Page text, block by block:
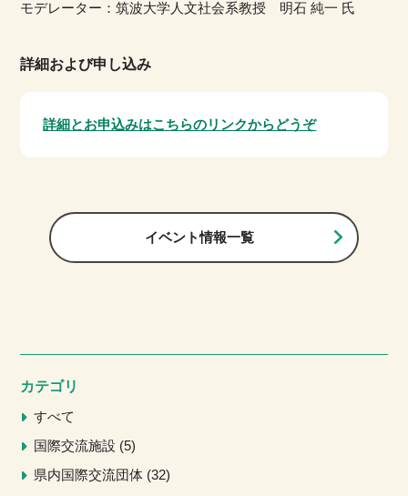
モデレーター：筑波大学人文社会系教授 明石 純一 氏
詳細および申し込み
詳細とお申込みはこちらのリンクからどうぞ
イベント情報一覧
カテゴリ
すべて
国際交流施設
5
県内国際交流団体 32